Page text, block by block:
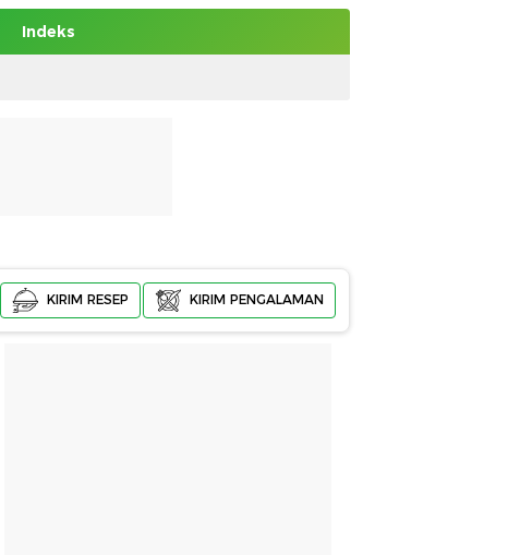
Indeks
KIRIM RESEP KIRIM PENGALAMAN